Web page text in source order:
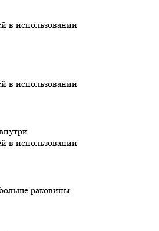
в использовании
в использовании
в использовании
раковины